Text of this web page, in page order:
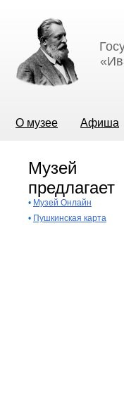
О музее Афиша
Музей
предлагает
• Музей Онлайн
• Пушкинская карта